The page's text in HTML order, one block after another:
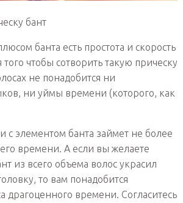
банта есть простота и скорость
чтобы сотворить такую прическу
не понадобится ни
ни уймы времени (которого, как
с элементом банта займет не более
времени. А если вы желаете
из всего объема волос украсил
то вам понадобится
драгоценного времени. Согласитесь